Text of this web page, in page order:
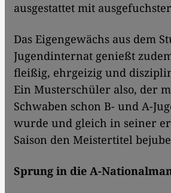
ausgestattet mit
Das Eigengewächs aus dem
Jugendinternat genießt
fleißig, ehrgeizig und
Ein Musterschüler also, der
Schwaben schon B- und A-
wurde und gleich in seiner
Saison den Meistertitel
Sprung in die A-